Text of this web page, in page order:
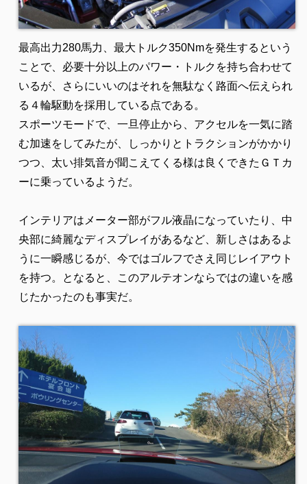
最高出力280馬力、最大トルク350Nmを発生するという
ことで、必要十分以上のパワー・トルクを持ち合わせて
いるが、さらにいいのはそれを無駄なく路面へ伝えられ
る４輪駆動を採用している点である。
スポーツモードで、一旦停止から、アクセルを一気に踏
む加速をしてみたが、しっかりとトラクションがかかり
つつ、太い排気音が聞こえてくる様は良くできたＧＴカ
ーに乗っているようだ。
インテリアはメーター部がフル液晶になっていたり、中
央部に綺麗なディスプレイがあるなど、新しさはあるよ
うに一瞬感じるが、今ではゴルフでさえ同じレイアウト
を持つ。となると、このアルテオンならではの違いを感
じたかったのも事実だ。